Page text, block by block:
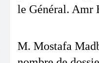
le Général. Amr
M. Mostafa